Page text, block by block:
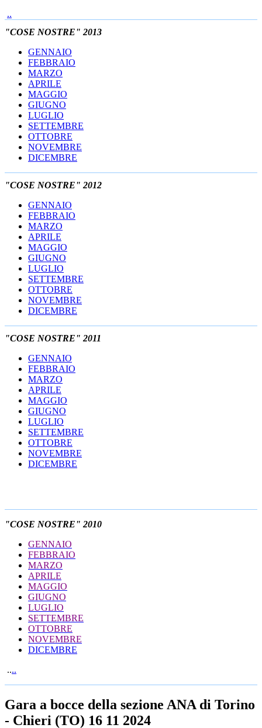
..
"COSE NOSTRE" 2013
GENNAIO
FEBBRAIO
MARZO
APRILE
MAGGIO
GIUGNO
LUGLIO
SETTEMBRE
OTTOBRE
NOVEMBRE
DICEMBRE
"COSE NOSTRE" 2012
GENNAIO
FEBBRAIO
MARZO
APRILE
MAGGIO
GIUGNO
LUGLIO
SETTEMBRE
OTTOBRE
NOVEMBRE
DICEMBRE
"COSE NOSTRE" 2011
GENNAIO
FEBBRAIO
MARZO
APRILE
MAGGIO
GIUGNO
LUGLIO
SETTEMBRE
OTTOBRE
NOVEMBRE
DICEMBRE
"COSE NOSTRE" 2010
GENNAIO
FEBBRAIO
MARZO
APRILE
MAGGIO
GIUGNO
LUGLIO
SETTEMBRE
OTTOBRE
NOVEMBRE
DICEMBRE
....
Gara a bocce della sezione ANA di Torino
- Chieri (TO) 16 11 2024